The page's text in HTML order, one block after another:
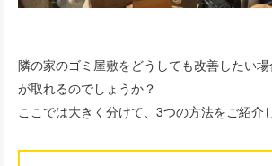
隣の家のゴミ屋敷をどうしても改善したい
が取れるのでしょうか？
ここでは大きく分けて、3つの方法をご紹介